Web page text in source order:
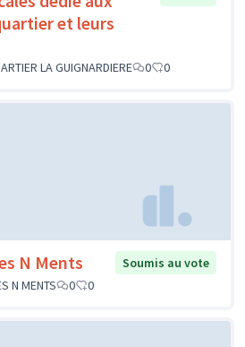
et leurs
LA GUIGNARDIERE 0 0
N Ments
Soumis au vote
N MENTS
0 0